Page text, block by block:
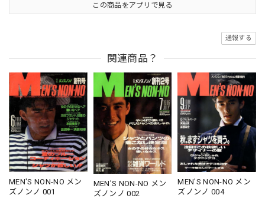
この商品をアプリで見る
通報する
関連商品？
MEN'S NON-NO メン
ズノンノ 001
MEN'S NON-NO メン
ズノンノ 002
MEN'S NON-NO メン
ズノンノ 004